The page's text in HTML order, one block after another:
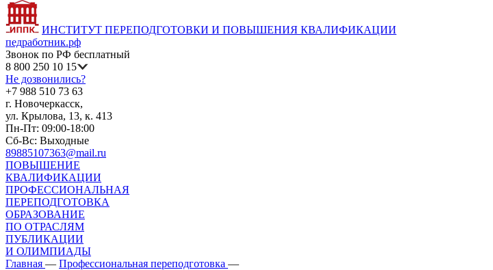
ИНСТИТУТ ПЕРЕПОДГОТОВКИ И ПОВЫШЕНИЯ КВАЛИФИКАЦИИ
педработник.рф
Звонок по РФ бесплатный
8 800 250 10 15
Не дозвонились?
+7 988 510 73 63
г. Новочеркасск,
ул. Крылова, 13, к. 413
Пн-Пт: 09:00-18:00
Сб-Вс: Выходные
89885107363@mail.ru
ПОВЫШЕНИЕ
КВАЛИФИКАЦИИ
ПРОФЕССИОНАЛЬНАЯ
ПЕРЕПОДГОТОВКА
ОБРАЗОВАНИЕ
ПО ОТРАСЛЯМ
ПУБЛИКАЦИИ
И ОЛИМПИАДЫ
Главная — Профессиональная переподготовка —